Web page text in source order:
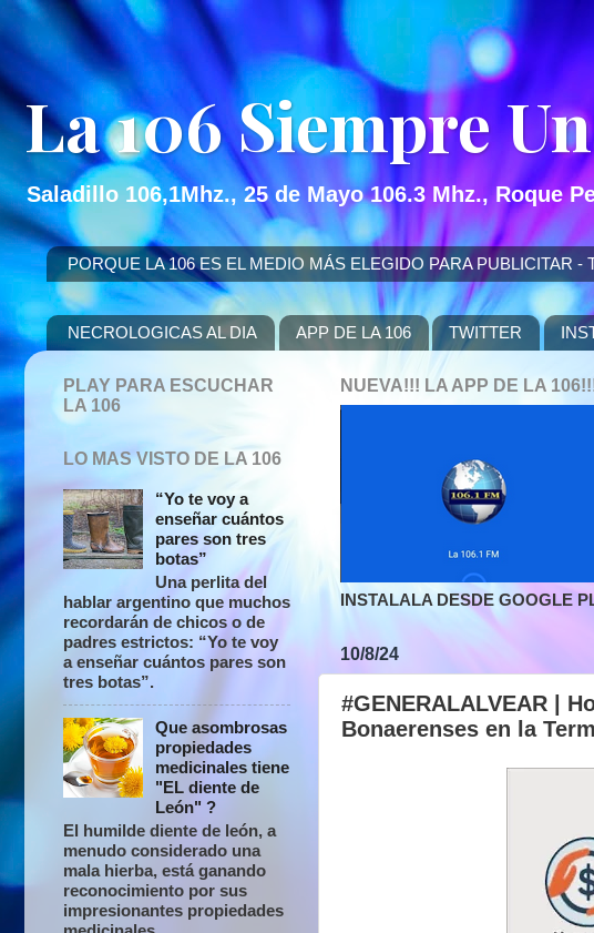
La 106 Siempre
Saladillo 106,1Mhz., 25 de Mayo 106.3 Mhz., Roque
PORQUE LA 106 ES EL MEDIO MÁS ELEGIDO PARA PUBLICITAR -
NECROLOGICAS AL DIA APP DE LA 106 TWITTER
NUEVA!!! LA APP DE LA
INSTALALA DESDE GOOGLE
10/8/24
#GENERALALVEAR |
Bonaerenses en la
PLAY PARA ESCUCHAR
LA 106
LO MAS VISTO DE LA 106
“Yo te voy a
enseñar cuántos
pares son tres
botas”
Una perlita del
hablar argentino que muchos
recordarán de chicos o de
padres estrictos: “Yo te voy
a enseñar cuántos pares son
tres botas”.
Que asombrosas
propiedades
medicinales tiene
"EL diente de
León" ?
El humilde diente de león, a
menudo considerado una
mala hierba, está ganando
reconocimiento por sus
impresionantes propiedades